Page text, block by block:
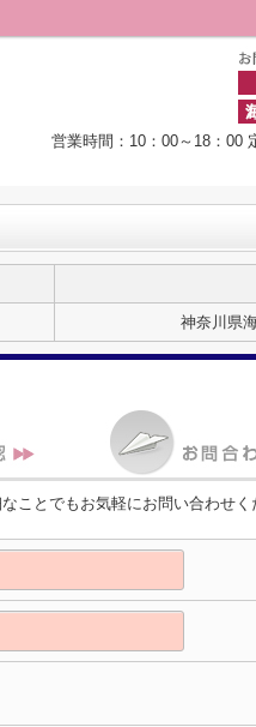
営業時間：10：00～18：00
神奈川県
ことでもお気軽にお問い合わせく